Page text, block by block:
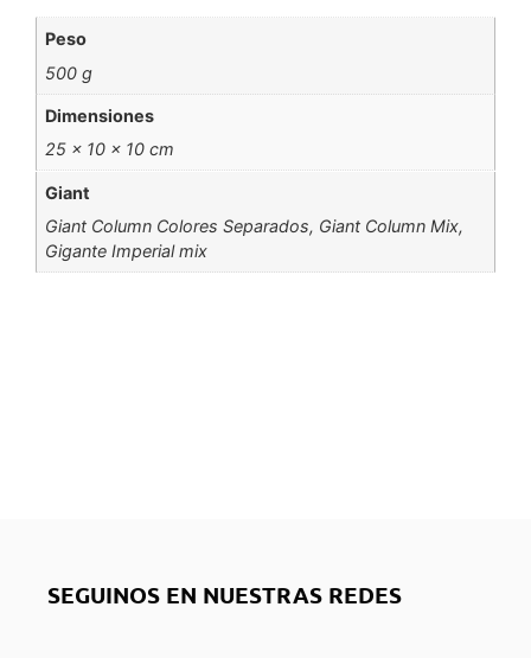
Peso
500 g
Dimensiones
25 × 10 × 10 cm
Giant
Giant Column Colores Separados, Giant Column Mix,
Gigante Imperial mix
SEGUINOS EN NUESTRAS REDES